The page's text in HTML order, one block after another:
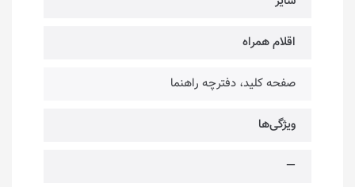
اقلام همراه
صفحه کلید، دفترچه راهنما
ویژگی‌ها
—